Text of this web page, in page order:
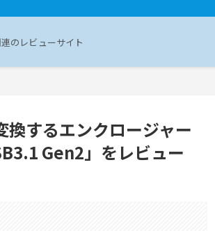
のレビューサイト
するエンクロージャー
Gen2」をレビュー